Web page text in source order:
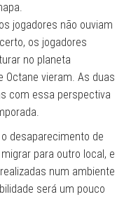
jogadores não ouviam
os jogadores
no planeta
Octane vieram. As duas
com essa perspectiva
desaparecimento de
para outro local, e
num ambiente
será um pouco